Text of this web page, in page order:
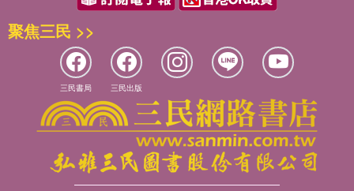
聚焦三民 >>
三民書局 三民出版